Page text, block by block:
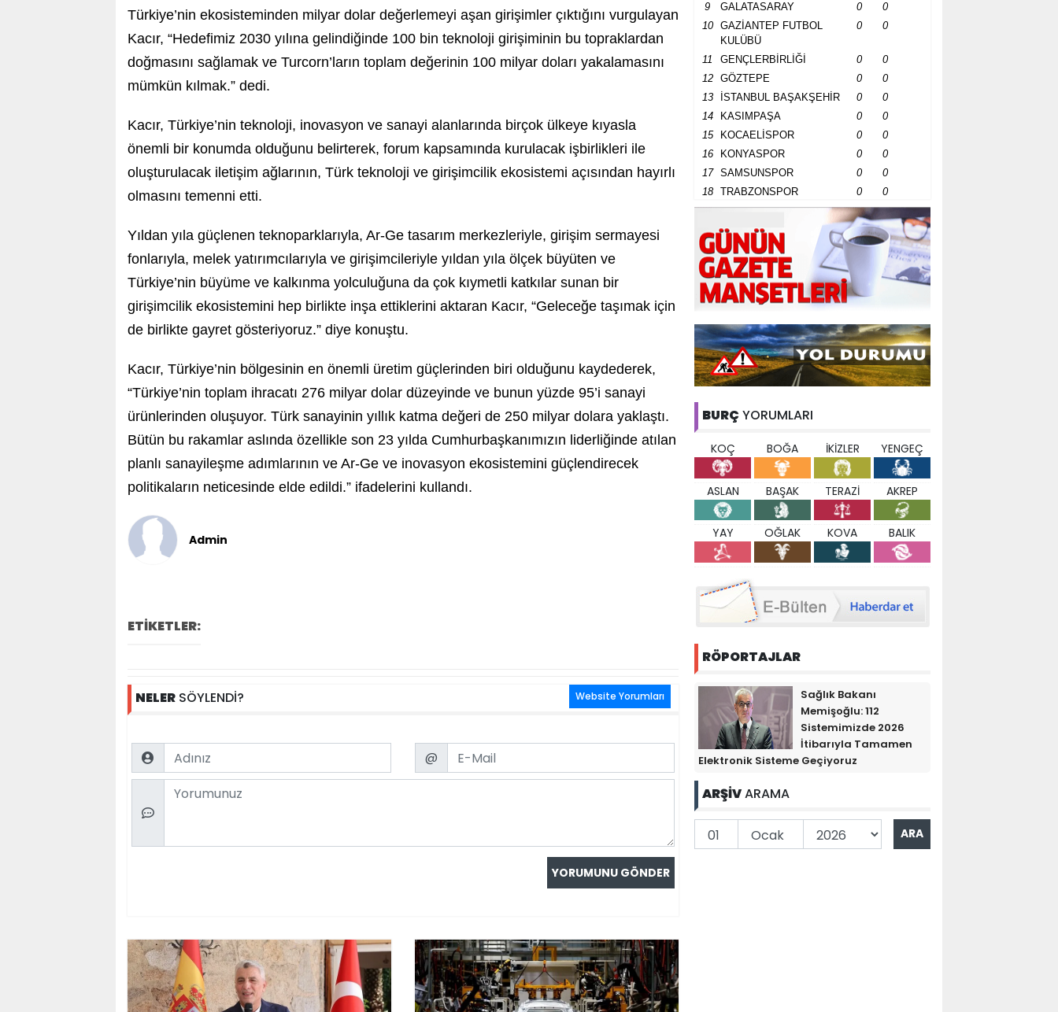
Türkiye’nin ekosisteminden milyar dolar değerlemeyi aşan girişimler çıktığını vurgulayan
Kacır, “Hedefimiz 2030 yılına gelindiğinde 100 bin teknoloji girişiminin bu topraklardan
doğmasını sağlamak ve Turcorn’ların toplam değerinin 100 milyar doları yakalamasını
mümkün kılmak.” dedi.
Kacır, Türkiye’nin teknoloji, inovasyon ve sanayi alanlarında birçok ülkeye kıyasla
önemli bir konumda olduğunu belirterek, forum kapsamında kurulacak işbirlikleri ile
oluşturulacak iletişim ağlarının, Türk teknoloji ve girişimcilik ekosistemi açısından hayırlı
olmasını temenni etti.
Yıldan yıla güçlenen teknoparklarıyla, Ar-Ge tasarım merkezleriyle, girişim sermayesi
fonlarıyla, melek yatırımcılarıyla ve girişimcileriyle yıldan yıla ölçek büyüten ve
Türkiye’nin büyüme ve kalkınma yolculuğuna da çok kıymetli katkılar sunan bir
girişimcilik ekosistemini hep birlikte inşa ettiklerini aktaran Kacır, “Geleceğe taşımak için
de birlikte gayret gösteriyoruz.” diye konuştu.
Kacır, Türkiye’nin bölgesinin en önemli üretim güçlerinden biri olduğunu kaydederek,
“Türkiye’nin toplam ihracatı 276 milyar dolar düzeyinde ve bunun yüzde 95’i sanayi
ürünlerinden oluşuyor. Türk sanayinin yıllık katma değeri de 250 milyar dolara yaklaştı.
Bütün bu rakamlar aslında özellikle son 23 yılda Cumhurbaşkanımızın liderliğinde atılan
planlı sanayileşme adımlarının ve Ar-Ge ve inovasyon ekosistemini güçlendirecek
politikaların neticesinde elde edildi.” ifadelerini kullandı.
Admin
ETİKETLER:
NELER SÖYLENDİ? Website Yorumları
Name Email
@
Comment
9
GALATASARAY 0
0
10
GAZİANTEP FUTBOL
KULÜBÜ
0 0
11 GENÇLERBİRLİĞİ 0
0
12
GÖZTEPE 0
0
13
İSTANBUL BAŞAKŞEHİR 0
0
14
KASIMPAŞA 0
0
15
KOCAELİSPOR 0
0
16
KONYASPOR 0
0
17
SAMSUNSPOR 0
0
18
TRABZONSPOR 0 0
BURÇ YORUMLARI
KOÇ BOĞA İKİZLER YENGEÇ
ASLAN BAŞAK TERAZİ AKREP
YAY OĞLAK KOVA BALIK
RÖPORTAJLAR
Sağlık Bakanı
Memişoğlu: 112
Sistemimizde 2026
İtibarıyla Tamamen
Elektronik Sisteme Geçiyoruz
ARŞİVARAMA